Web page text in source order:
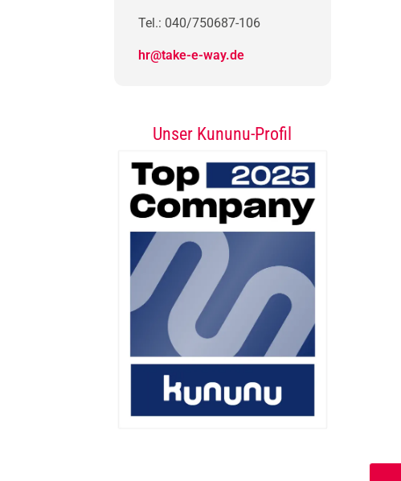
Tel.: 040/750687-106
hr@take-e-way.de
Unser Kununu-Profil